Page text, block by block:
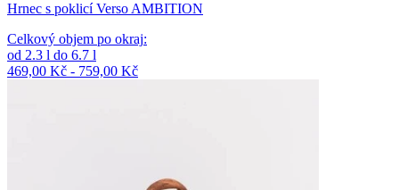
Hrnec s poklicí Verso AMBITION
Celkový objem po okraj:
od 2.3 l do 6.7 l
469,00 Kč - 759,00 Kč